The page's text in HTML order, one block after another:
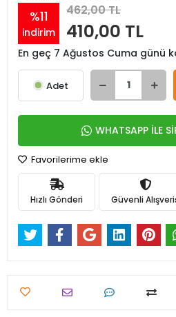
%11
indirim
462,00 TL
410,00 TL
En geç 7 Ağustos Cuma günü
Adet
WHATSAPP İLE
Favorilerime ekle
Hızlı Gönderi Güvenli